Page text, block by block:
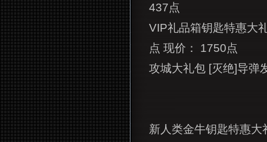
437点
VIP礼品箱钥匙特惠大
点 现价： 1750点
攻城大礼包 [灭绝]导弹
新人类金牛钥匙特惠大